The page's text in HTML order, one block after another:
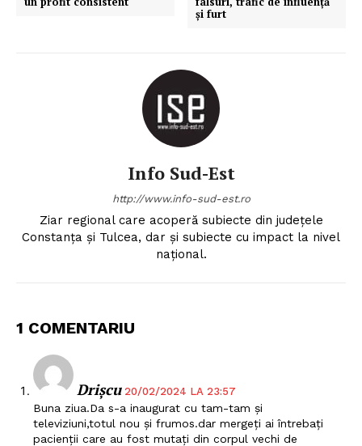
și furt
Info Sud-Est
http://www.info-sud-est.ro
Ziar regional care acoperă subiecte din județele
Constanța și Tulcea, dar și subiecte cu impact la nivel
național.
1 COMENTARIU
Drișcu 20/02/2024 LA 23:57
Buna ziua.Da s-a inaugurat cu tam-tam și
televiziuni,totul nou și frumos.dar mergeți ai întrebați
pacienții care au fost mutați din corpul vechi de